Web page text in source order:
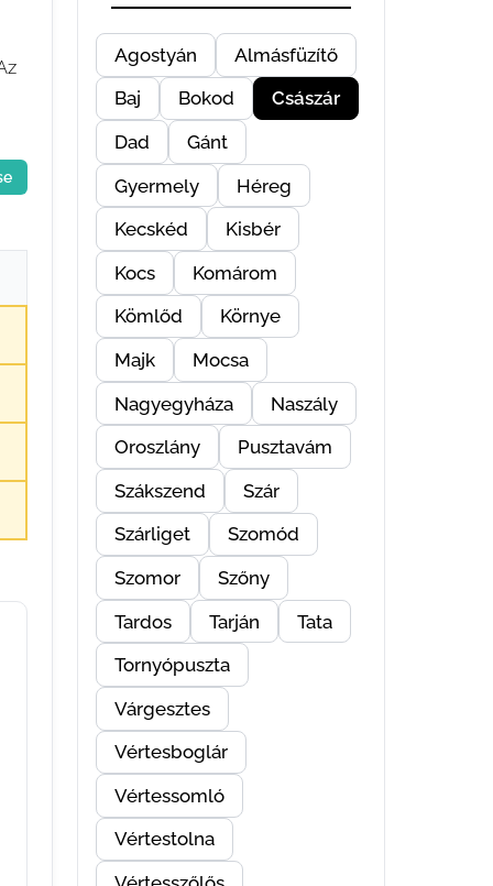
Agostyán
Almásfüzítő
Baj
Bokod
Császár
Dad
Gánt
Gyermely
Héreg
Kecskéd
Kisbér
Kocs
Komárom
Kömlőd
Környe
Majk
Mocsa
Nagyegyháza
Naszály
Oroszlány
Pusztavám
Szákszend
Szár
Szárliget
Szomód
Szomor
Szőny
Tardos
Tarján
Tata
Tornyópuszta
Várgesztes
Vértesboglár
Vértessomló
Vértestolna